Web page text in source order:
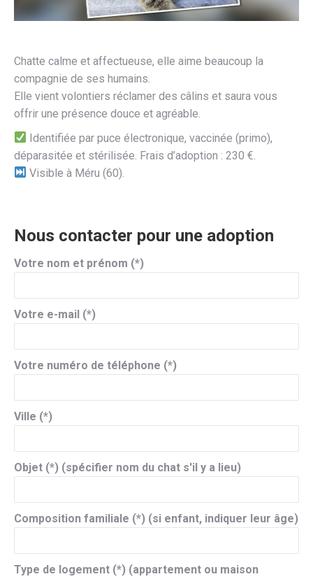
Chatte calme et affectueuse, elle aime beaucoup la
compagnie de ses humains.
Elle vient volontiers réclamer des câlins et saura vous
offrir une présence douce et agréable.
Identifiée par puce électronique, vaccinée (primo),
déparasitée et stérilisée. Frais d’adoption : 230 €.
Visible à Méru (60).
Nous contacter pour une adoption
Votre nom et prénom (*)
Votre e-mail (*)
Votre numéro de téléphone (*)
Ville (*)
Objet (*) (spécifier nom du chat s'il y a lieu)
Composition familiale (*) (si enfant, indiquer leur âge)
Type de logement (*) (appartement ou maison